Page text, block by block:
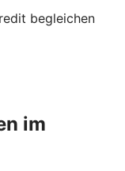
begleichen
im